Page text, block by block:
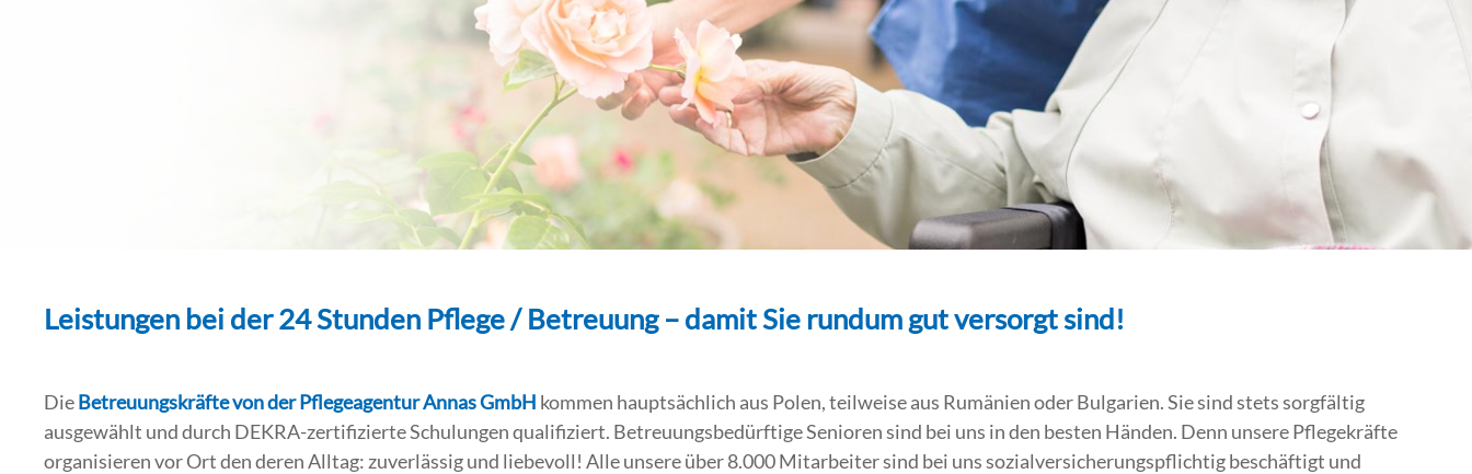
Leistungen bei der 24 Stunden Pflege / Betreuung – damit Sie rundum gut versorgt sind!
DieBetreuungskräfte von der Pflegeagentur Annas GmbH kommen hauptsächlich aus Polen, teilweise aus Rumänien oder Bulgarien. Sie sind stets sorgfältig
ausgewählt und durch DEKRA-zertifizierte Schulungen qualifiziert. Betreuungsbedürftige Senioren sind bei uns in den besten Händen. Denn unsere Pflegekräfte
organisieren vor Ort den deren Alltag: zuverlässig und liebevoll! Alle unsere über 8.000 Mitarbeiter sind bei uns sozialversicherungspflichtig beschäftigt und